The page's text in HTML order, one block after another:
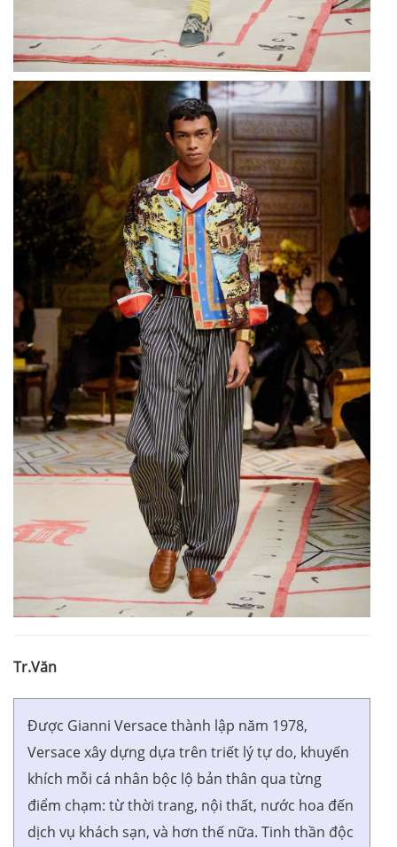
Tr.Văn
Được Gianni Versace thành lập năm 1978,
Versace xây dựng dựa trên triết lý tự do, khuyến
khích mỗi cá nhân bộc lộ bản thân qua từng
điểm chạm: từ thời trang, nội thất, nước hoa đến
dịch vụ khách sạn, và hơn thế nữa. Tinh thần độc